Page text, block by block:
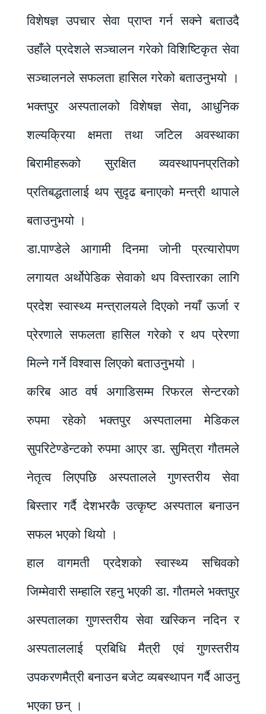
विशेषज्ञ उपचार सेवा प्राप्त गर्न सक्ने बताउदै
उहाँले प्रदेशले सञ्चालन गरेको विशिष्टिकृत सेवा
सञ्चालनले सफलता हासिल गरेको बताउनुभयो ।
भक्तपुर अस्पतालको विशेषज्ञ सेवा, आधुनिक
शल्यक्रिया क्षमता तथा जटिल अवस्थाका
बिरामीहरूको सुरक्षित व्यवस्थापनप्रतिको
प्रतिबद्धतालाई थप सुदृढ बनाएको मन्त्री थापाले
बताउनुभयो ।
डा.पाण्डेले आगामी दिनमा जोनी प्रत्यारोपण
लगायत अर्थोपेडिक सेवाको थप विस्तारका लागि
प्रदेश स्वास्थ्य मन्त्रालयले दिएको नयाँ ऊर्जा र
प्रेरणाले सफलता हासिल गरेको र थप प्रेरणा
मिल्ने गर्ने विश्वास लिएको बताउनुभयो ।
करिब आठ वर्ष अगाडिसम्म रिफरल सेन्टरको
रुपमा रहेको भक्तपुर अस्पतालमा मेडिकल
सुपरिटेण्डेन्टको रुपमा आएर डा. सुमित्रा गौतमले
नेतृत्व लिएपछि अस्पतालले गुणस्तरीय सेवा
बिस्तार गर्दै देशभरकै उत्कृष्ट अस्पताल बनाउन
सफल भएको थियो ।
हाल वागमती प्रदेशको स्वास्थ्य सचिवको
जिम्मेवारी सम्हालि रहनु भएकी डा. गौतमले भक्तपुर
अस्पतालका गुणस्तरीय सेवा खस्किन नदिन र
अस्पताललाई प्रबिधि मैत्री एवं गुणस्तरीय
उपकरणमैत्री बनाउन बजेट व्यबस्थापन गर्दै आउनु
भएका छन् ।